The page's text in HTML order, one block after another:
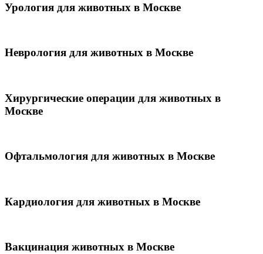
Урология для животных в Москве
Неврология для животных в Москве
Хирургические операции для животных в
Москве
Офтальмология для животных в Москве
Кардиология для животных в Москве
Вакцинация животных в Москве